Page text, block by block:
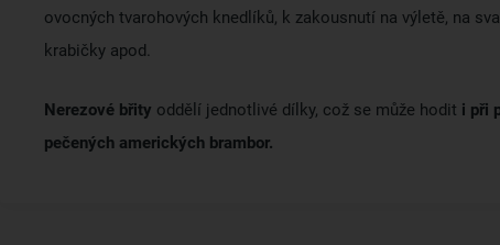
ovocných tvarohových knedlíků, k zakousnutí na výletě, na
krabičky apod.
Nerezové břity oddělí jednotlivé dílky, což se může hodit i při
pečených amerických brambor.